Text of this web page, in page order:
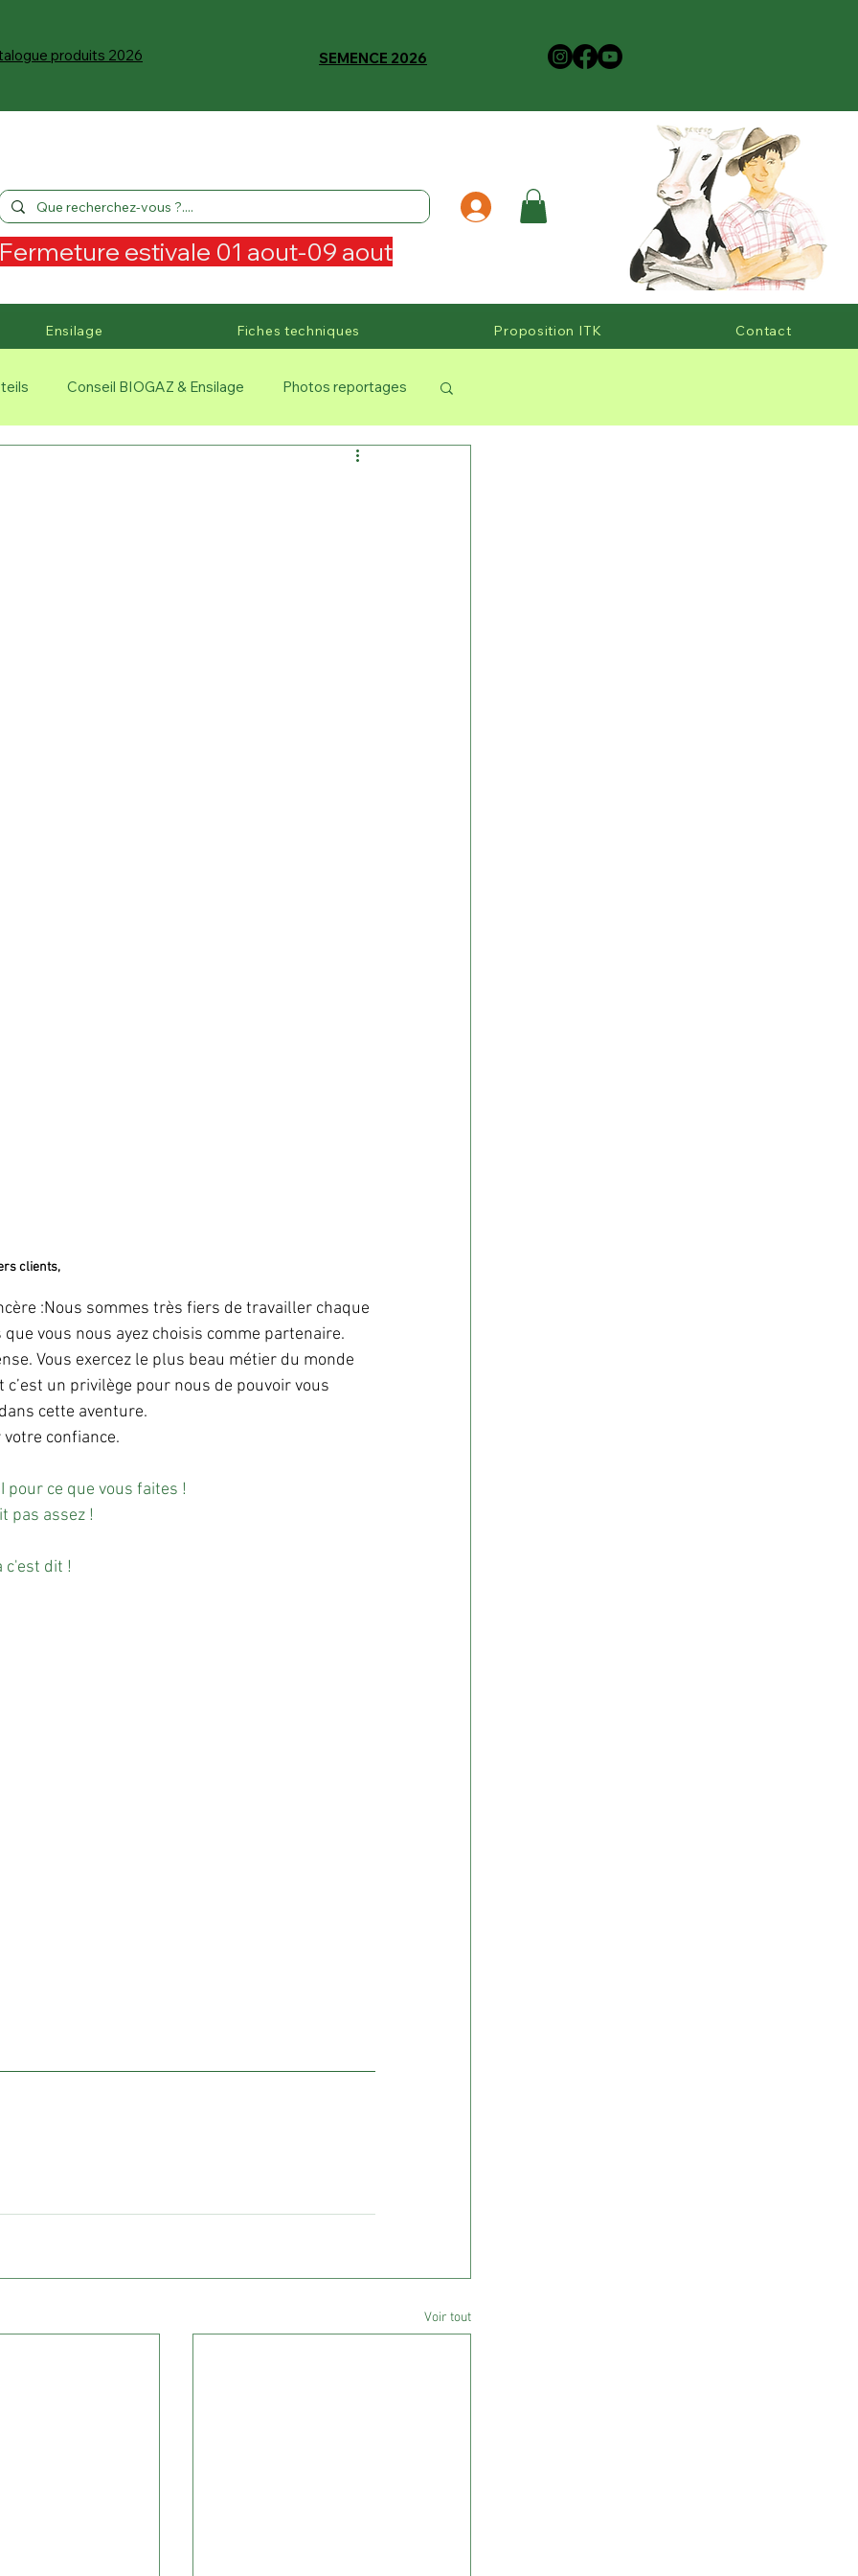
produits 2026 SEMENCE 2026
Fermeture estivale 01 aout-09 aout
Ensilage Fiches techniques Proposition ITK Contact
Conseil BIOGAZ & Ensilage Photos reportages
clients,
:Nous sommes très fiers de travailler chaque
vous nous ayez choisis comme partenaire.
Vous exercez le plus beau métier du monde
un privilège pour nous de pouvoir vous
cette aventure.
confiance.
pour ce que vous faites !
pas assez !
c'est dit !
Voir tout